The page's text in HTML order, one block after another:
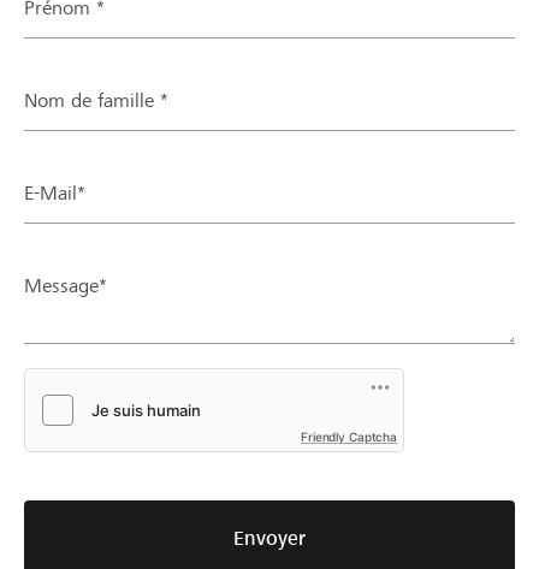
Prénom *
Nom de famille *
E-Mail*
Message*
Friendly Captcha
Envoyer